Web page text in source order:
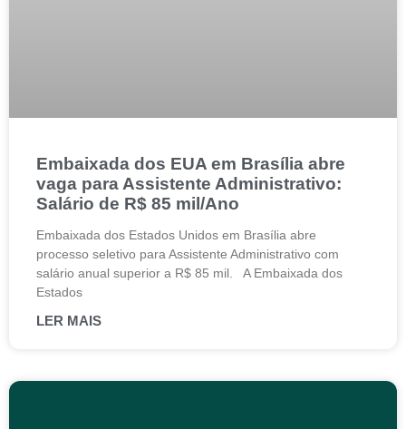
Embaixada dos EUA em Brasília abre
vaga para Assistente Administrativo:
Salário de R$ 85 mil/Ano
Embaixada dos Estados Unidos em Brasília abre
processo seletivo para Assistente Administrativo com
salário anual superior a R$ 85 mil. A Embaixada dos
Estados
LER MAIS